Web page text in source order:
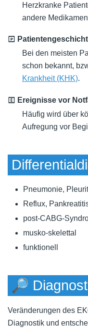
Herzkranke
andere
🄿
Bei den meisten
schon bekannt,
Krankheit (KHK).
🄴 Ereignisse vor
Häufig wird über
Aufregung vor
Pneumonie,
Reflux,
post-CABG-
musko-skelettal
funktionell
🔎
Veränderungen des
Diagnostik und